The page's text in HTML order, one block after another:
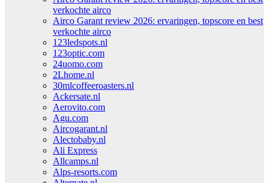
verkochte airco
Airco Garant review 2026: ervaringen, topscore en best
verkochte airco
123ledspots.nl
123optic.com
24uomo.com
2Lhome.nl
30mlcoffeeroasters.nl
Ackersate.nl
Aerovito.com
Agu.com
Aircogarant.nl
Alectobaby.nl
Ali Express
Allcamps.nl
Alps-resorts.com